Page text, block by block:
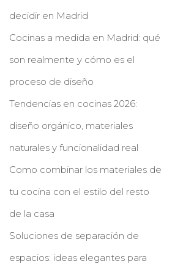
decidir en Madrid
Cocinas a medida en Madrid: qué
son realmente y cómo es el
proceso de diseño
Tendencias en cocinas 2026:
diseño orgánico, materiales
naturales y funcionalidad real
Como combinar los materiales de
tu cocina con el estilo del resto
de la casa
Soluciones de separación de
espacios: ideas elegantes para